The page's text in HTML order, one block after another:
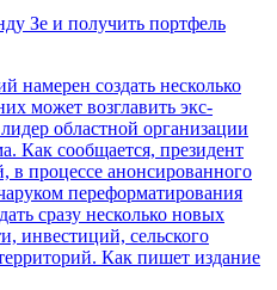
Зе и получить портфель
намерен создать несколько
может возглавить экс-
областной организации
Как сообщается, президент
процессе анонсированного
переформатирования
сразу несколько новых
инвестиций, сельского
Как пишет издание